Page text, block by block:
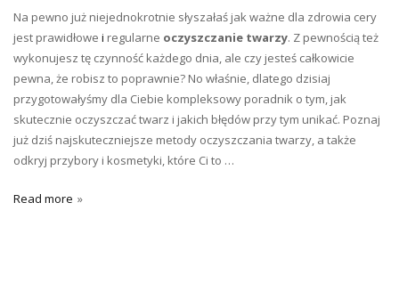
Na pewno już niejednokrotnie słyszałaś jak ważne dla zdrowia cery
jest prawidłowe i regularne oczyszczanie twarzy. Z pewnością też
wykonujesz tę czynność każdego dnia, ale czy jesteś całkowicie
pewna, że robisz to poprawnie? No właśnie, dlatego dzisiaj
przygotowałyśmy dla Ciebie kompleksowy poradnik o tym, jak
skutecznie oczyszczać twarz i jakich błędów przy tym unikać. Poznaj
już dziś najskuteczniejsze metody oczyszczania twarzy, a także
odkryj przybory i kosmetyki, które Ci to …
Read more